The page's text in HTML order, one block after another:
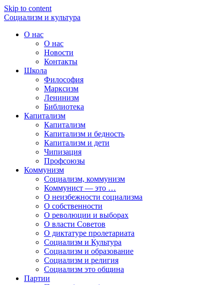
Skip to content
Социализм и культура
О нас
О нас
Новости
Контакты
Школа
Философия
Марксизм
Ленинизм
Библиотека
Капитализм
Капитализм
Капитализм и бедность
Капитализм и дети
Чипизация
Профсоюзы
Коммунизм
Социализм, коммунизм
Коммунист — это …
О неизбежности социализма
О собственности
О революции и выборах
О власти Советов
О диктатуре пролетариата
Социализм и Культура
Социализм и образование
Социализм и религия
Социализм это община
Партии